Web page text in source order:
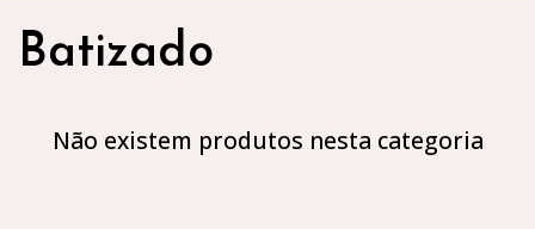
Batizado
Não existem produtos nesta categoria